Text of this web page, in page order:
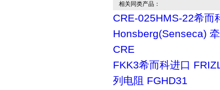
相关同类产品：
CRE-025HMS-22希而
Honsberg(Senseca)
CRE
FKK3希而科进口
列电阻 FGHD31